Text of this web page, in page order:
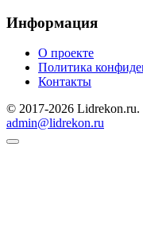
Информация
О проекте
Политика
Контакты
© 2017-2026
admin@lidrekon.ru